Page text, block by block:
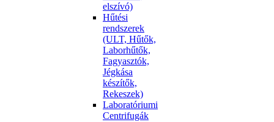
elszívó)
Hűtési
rendszerek
(ULT, Hűtők,
Laborhűtők,
Fagyasztók,
Jégkása
készítők,
Rekeszek)
Laboratóriumi
Centrifugák